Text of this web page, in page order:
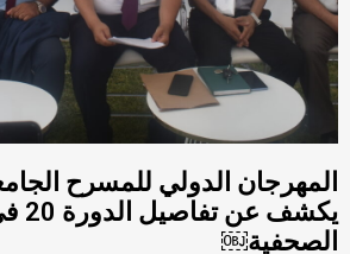
المهرجان الدولي للمسرح
يكشف
الصحفية￼